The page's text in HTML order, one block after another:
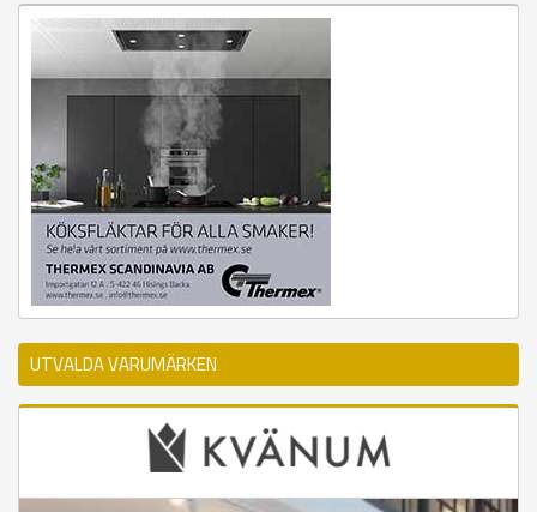
UTVALDA VARUMÄRKEN